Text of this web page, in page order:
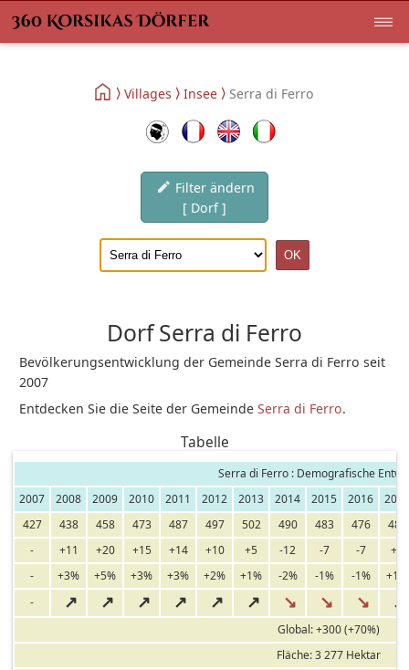
Villages Insee Serra di Ferro
Filter ändern
[ Dorf ]
Dorf Serra di Ferro
Bevölkerungsentwicklung der Gemeinde Serra di Ferro seit
2007
Entdecken Sie die Seite der GemeindeSerra di Ferro.
Tabelle
Serra di Ferro : Demografische
2007
2008 2009 2010 2011 2012 2013 2014 2015 2016
427
438 458 473 487 497 502 490 483 476
482
-
+11 +20 +15 +14 +10 +5 -12 -7 -7
+6
-
+3% +5% +3% +3% +2% +1% -2% -1% -1%
+1%
-
↗ ↗ ↗ ↗ ↗ ↗ ↘ ↘ ↘ ↗
Global: +300 (+70%)
Fläche: 3 277 Hektar